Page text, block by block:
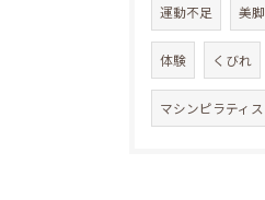
運動不足 美脚
体験 くびれ
マシンピラティス